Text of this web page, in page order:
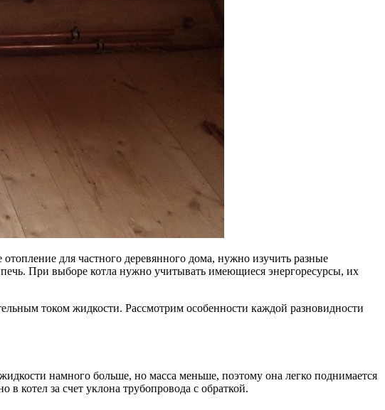
для частного деревянного дома, нужно изучить разные
При выборе котла нужно учитывать имеющиеся энергоресурсы, их
током жидкости. Рассмотрим особенности каждой разновидности
намного больше, но масса меньше, поэтому она легко поднимается
в котел за счет уклона трубопровода с обраткой.